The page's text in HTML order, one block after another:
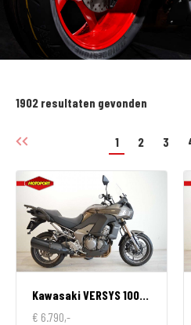
1902 resultaten gevonden
1 2 3
KawasakiVERSYS 1000 ABS
€ 6.790,-